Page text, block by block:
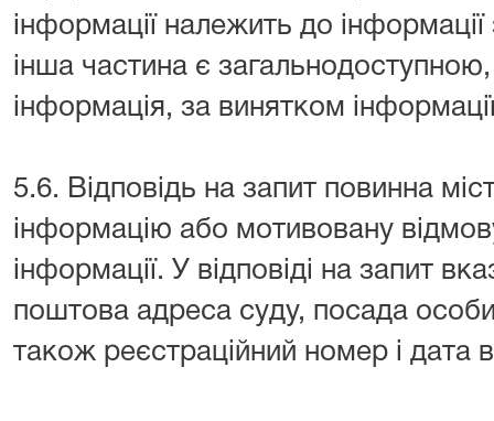
інформації належить до
інша частина є
інформація, за винятком
5.6. Відповідь на запит повинна
інформацію або мотивовану
інформації. У відповіді на запит
поштова адреса суду, посада
також реєстраційний номер і дата